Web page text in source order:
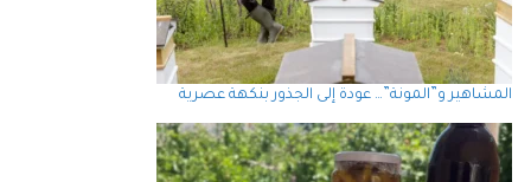
المشاهير و”المونة”… عودة إلى الجذور بنكهة عصرية